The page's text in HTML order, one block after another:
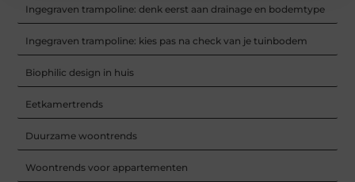
Ingegraven trampoline: denk eerst aan drainage en bodemtype
Ingegraven trampoline: kies pas na check van je tuinbodem
Biophilic design in huis
Eetkamertrends
Duurzame woontrends
Woontrends voor appartementen